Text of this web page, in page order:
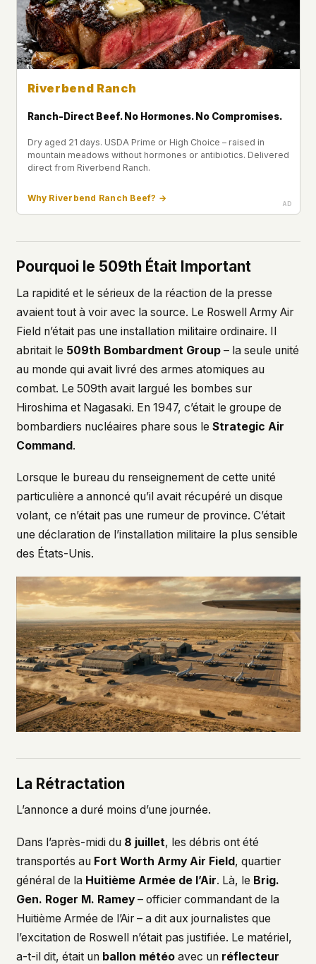
Riverbend Ranch
Ranch-Direct Beef. No Hormones. No Compromises.
Dry aged 21 days. USDA Prime or High Choice – raised in
mountain meadows without hormones or antibiotics. Delivered
direct from Riverbend Ranch.
Why Riverbend Ranch Beef? →
Pourquoi le 509th Était Important
La rapidité et le sérieux de la réaction de la presse
avaient tout à voir avec la source. Le Roswell Army Air
Field n’était pas une installation militaire ordinaire. Il
abritait le 509th Bombardment Group– la seule unité
au monde qui avait livré des armes atomiques au
combat. Le 509th avait largué les bombes sur
Hiroshima et Nagasaki. En 1947, c’était le groupe de
bombardiers nucléaires phare sous le Strategic Air
Command.
Lorsque le bureau du renseignement de cette unité
particulière a annoncé qu’il avait récupéré un disque
volant, ce n’était pas une rumeur de province. C’était
une déclaration de l’installation militaire la plus sensible
des États-Unis.
La Rétractation
L’annonce a duré moins d’une journée.
Dans l’après-midi du 8 juillet, les débris ont été
transportés au Fort Worth Army Air Field, quartier
général de la Huitième Armée de l’Air. Là, le Brig.
Gen. Roger M. Ramey– officier commandant de la
Huitième Armée de l’Air – a dit aux journalistes que
l’excitation de Roswell n’était pas justifiée. Le matériel,
a-t-il dit, était un ballon météoavec un réflecteur